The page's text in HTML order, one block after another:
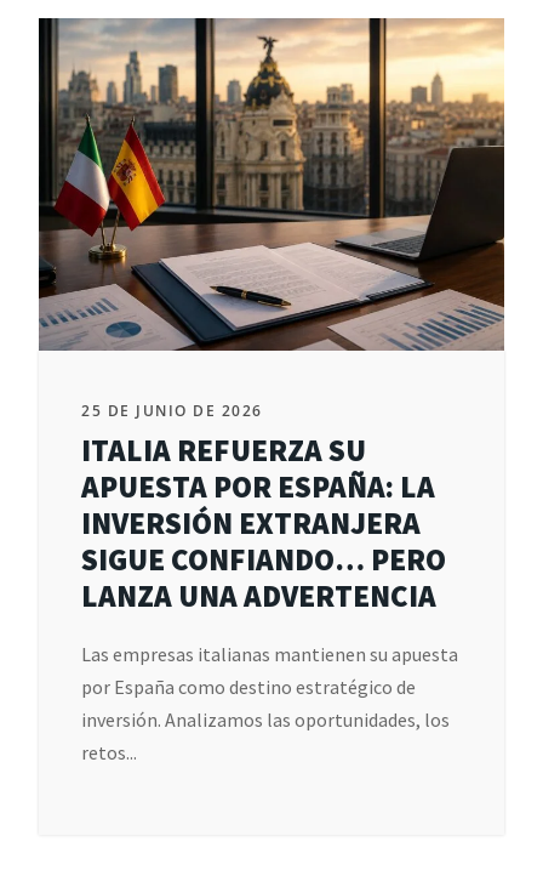
25 DE JUNIO DE 2026
ITALIA REFUERZA SU
APUESTA POR ESPAÑA: LA
INVERSIÓN EXTRANJERA
SIGUE CONFIANDO… PERO
LANZA UNA ADVERTENCIA
Las empresas italianas mantienen su apuesta
por España como destino estratégico de
inversión. Analizamos las oportunidades, los
retos...